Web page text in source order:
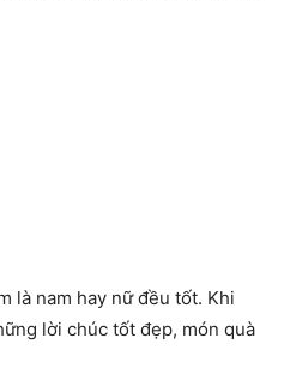
là nam hay nữ đều tốt. Khi
lời chúc tốt đẹp, món quà